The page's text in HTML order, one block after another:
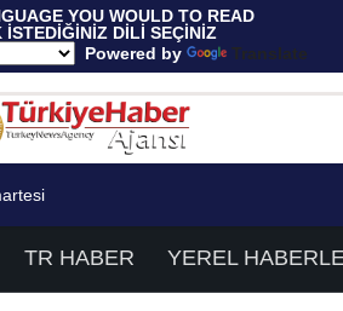
YOU WOULD TO READ
İSTEDİĞİNİZ DİLİ SEÇİNİZ
Powered by
Translate
TR HABER YEREL